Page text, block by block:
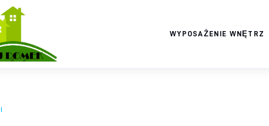
WYPOSAŻENIE WNĘTRZ